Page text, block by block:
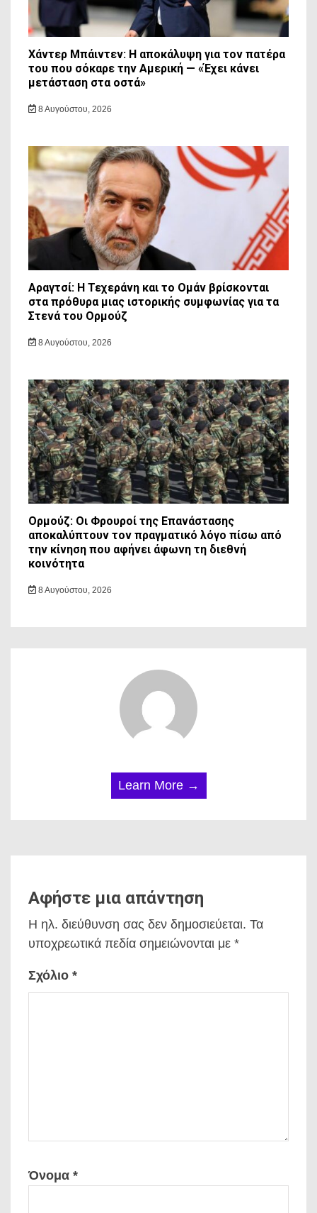
Χάντερ Μπάιντεν: Η αποκάλυψη για τον πατέρα
του που σόκαρε την Αμερική — «Έχει κάνει
μετάσταση στα οστά»
8 Αυγούστου, 2026
Αραγτσί: Η Τεχεράνη και το Ομάν βρίσκονται
στα πρόθυρα μιας ιστορικής συμφωνίας για τα
Στενά του Ορμούζ
8 Αυγούστου, 2026
Ορμούζ: Οι Φρουροί της Επανάστασης
αποκαλύπτουν τον πραγματικό λόγο πίσω από
την κίνηση που αφήνει άφωνη τη διεθνή
κοινότητα
8 Αυγούστου, 2026
Learn More →
Αφήστε μια απάντηση
Η ηλ. διεύθυνση σας δεν δημοσιεύεται. Τα
υποχρεωτικά πεδία σημειώνονται με *
Σχόλιο *
Όνομα *